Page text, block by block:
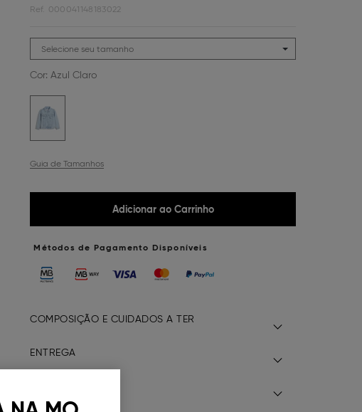
Ref. 000041148183022
Cor:Azul Claro
Guia de Tamanhos
Adicionar ao Carrinho
Métodos de Pagamento Disponíveis
COMPOSIÇÃO E CUIDADOS A TER
ENTREGA